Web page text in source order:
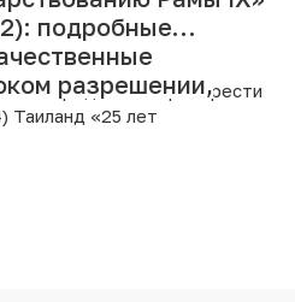
подробные
разрешении,
предлагает приобрести
Таиланд «25 лет